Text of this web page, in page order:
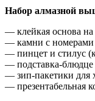
Набор алмазной
― клейкая основа
― камни с номерами
― пинцет и стилус
― подставка-блюдце
― зип-пакетики для
― презентабельная